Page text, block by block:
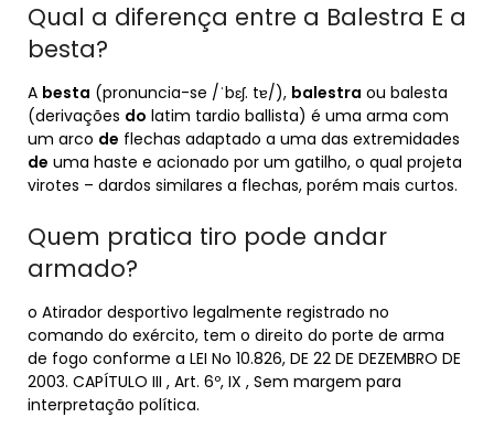
Qual a diferença entre a Balestra E a
besta?
A besta (pronuncia-se /ˈbɛʃ. tɐ/), balestra ou balesta
(derivações do latim tardio ballista) é uma arma com
um arco de flechas adaptado a uma das extremidades
de uma haste e acionado por um gatilho, o qual projeta
virotes – dardos similares a flechas, porém mais curtos.
Quem pratica tiro pode andar
armado?
o Atirador desportivo legalmente registrado no
comando do exército, tem o direito do porte de arma
de fogo conforme a LEI No 10.826, DE 22 DE DEZEMBRO DE
2003. CAPÍTULO III , Art. 6º, IX , Sem margem para
interpretação política.